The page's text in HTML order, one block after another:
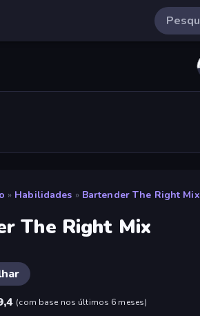
» Habilidades » Bartender The Right Mix
The Right Mix
(com base nos últimos 6 meses)